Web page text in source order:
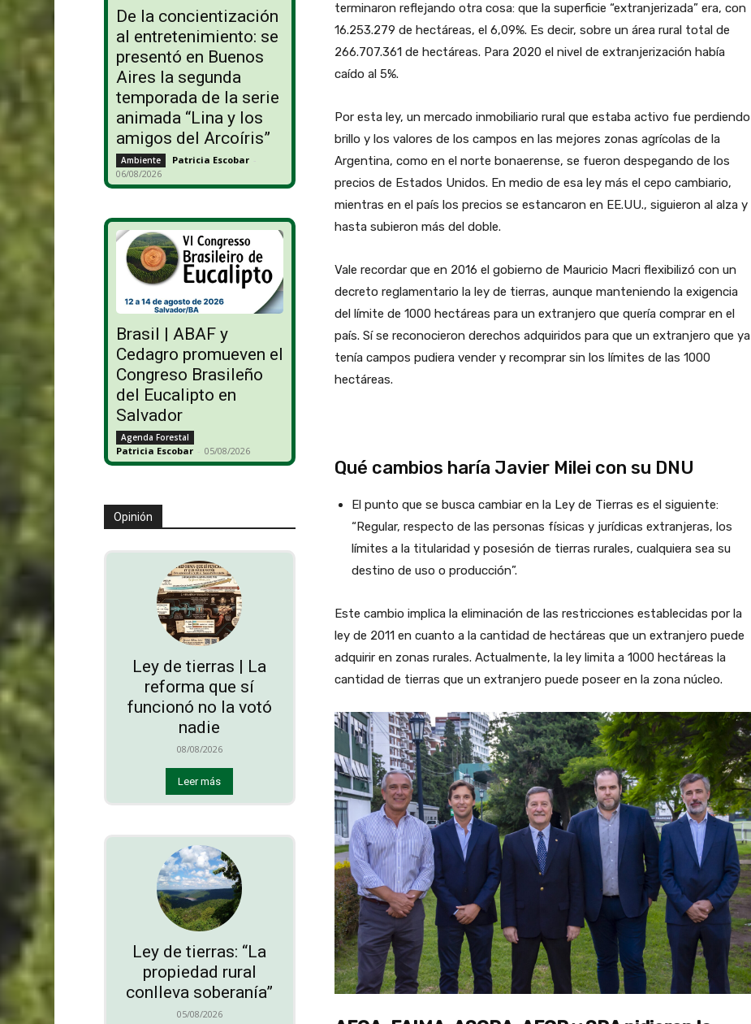
De la concientización
al entretenimiento: se
presentó en Buenos
Aires la segunda
temporada de la serie
animada “Lina y los
amigos del Arcoíris”
Ambiente Patricia Escobar -
06/08/2026
Brasil | ABAF y
Cedagro promueven el
Congreso Brasileño
del Eucalipto en
Salvador
Agenda Forestal
Patricia Escobar - 05/08/2026
Opinión
Ley de tierras | La
reforma que sí
funcionó no la votó
nadie
08/08/2026
Leer más
Ley de tierras: “La
propiedad rural
conlleva soberanía”
05/08/2026
terminaron reflejando otra cosa: que la superficie “extranjerizada” era, con
16.253.279 de hectáreas, el 6,09%. Es decir, sobre un área rural total de
266.707.361 de hectáreas. Para 2020 el nivel de extranjerización había
caído al 5%.
Por esta ley, un mercado inmobiliario rural que estaba activo fue perdiendo
brillo y los valores de los campos en las mejores zonas agrícolas de la
Argentina, como en el norte bonaerense, se fueron despegando de los
precios de Estados Unidos. En medio de esa ley más el cepo cambiario,
mientras en el país los precios se estancaron en EE.UU., siguieron al alza y
hasta subieron más del doble.
Vale recordar que en 2016 el gobierno de Mauricio Macri flexibilizó con un
decreto reglamentario la ley de tierras, aunque manteniendo la exigencia
del límite de 1000 hectáreas para un extranjero que quería comprar en el
país. Sí se reconocieron derechos adquiridos para que un extranjero que ya
tenía campos pudiera vender y recomprar sin los límites de las 1000
hectáreas.
Qué cambios haría Javier Milei con su DNU
El punto que se busca cambiar en la Ley de Tierras es el siguiente:
“Regular, respecto de las personas físicas y jurídicas extranjeras, los
límites a la titularidad y posesión de tierras rurales, cualquiera sea su
destino de uso o producción”.
Este cambio implica la eliminación de las restricciones establecidas por la
ley de 2011 en cuanto a la cantidad de hectáreas que un extranjero puede
adquirir en zonas rurales. Actualmente, la ley limita a 1000 hectáreas la
cantidad de tierras que un extranjero puede poseer en la zona núcleo.